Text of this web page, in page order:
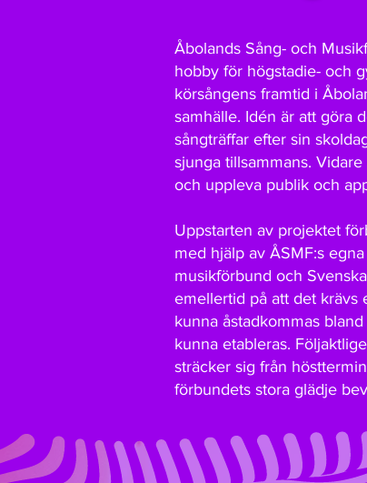
Åbolands Sång- och
hobby för högstadie- och
körsångens framtid i
samhälle. Idén är att göra
sångträffar efter sin
sjunga tillsammans.
och uppleva publik och
Uppstarten av projektet
med hjälp av ÅSMF:s
musikförbund och
emellertid på att det krävs
kunna åstadkommas
kunna etableras.
sträcker sig från
förbundets stora glädje